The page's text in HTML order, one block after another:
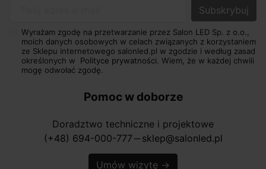
Wyrażam zgodę na przetwarzanie przez Salon LED Sp. z o.o.,
moich danych osobowych w celach związanych z korzystaniem
ze Sklepu internetowego salonled.pl w zgodzie i według zasad
określonych w Polityce prywatności. Wiem, że w każdej chwili
mogę odwołać zgodę.
Pomoc w doborze
Doradztwo techniczne i projektowe
(+48) 694-000-777 horizontal_rule sklep@salonled.pl
Umów wizytę →